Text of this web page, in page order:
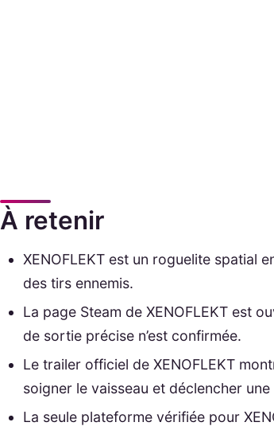
À retenir
XENOFLEKT est un roguelite spatial
des tirs ennemis.
La page Steam de XENOFLEKT est
de sortie précise n’est confirmée.
Le trailer officiel de XENOFLEKT
soigner le vaisseau et déclencher
La seule plateforme vérifiée pour